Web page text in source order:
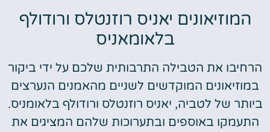
המוזיאונים יאניס רוזנטלס ורודולף
בלאומאניס
הרחיבו את הטבילה התרבותית שלכם על ידי ביקור
במוזיאונים המוקדשים לשניים מהאמנים הנערצים
ביותר של לטביה, יאניס רוזנטלס ורודולף בלאומניס.
התעמקו באוספים ובתערוכות שלהם המציגים את